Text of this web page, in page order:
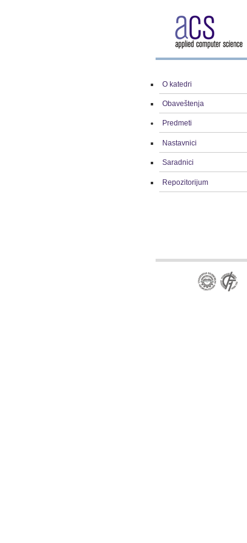
O katedri
Obaveštenja
Predmeti
Nastavnici
Saradnici
Repozitorijum